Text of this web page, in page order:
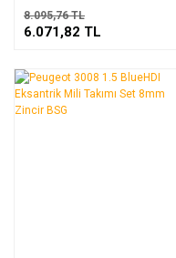
8.095,76 TL
6.071,82 TL